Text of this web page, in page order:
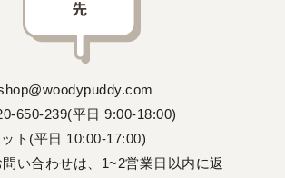
650-239(平日 9:00-18:00)
ト(平日 10:00-17:00)
問い合わせは、1~2営業日以内に返